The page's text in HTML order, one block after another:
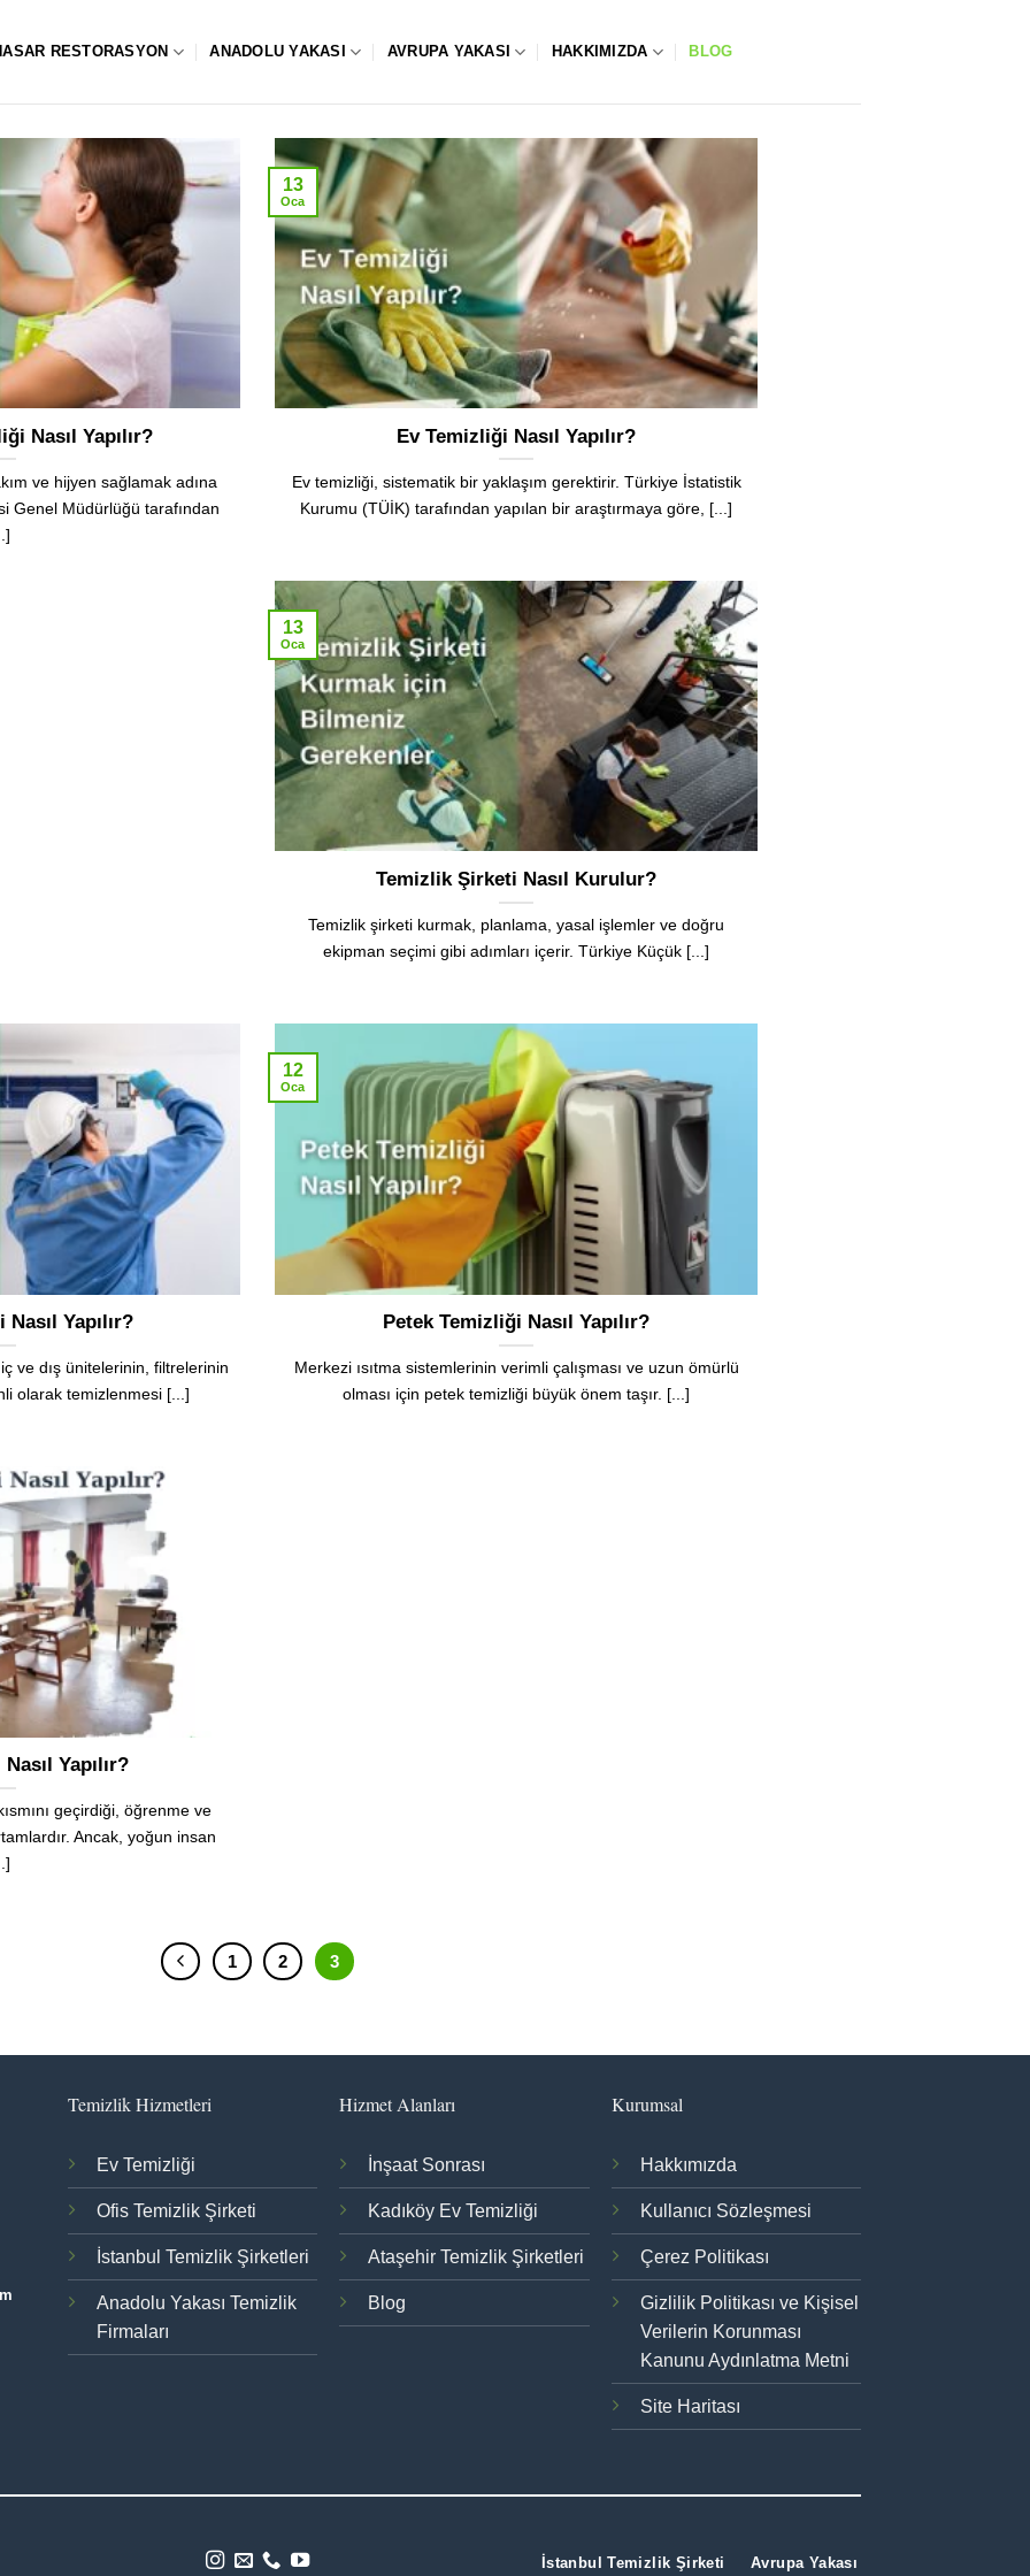
RESTORASYON ANADOLU YAKASI AVRUPA YAKASI HAKKIMIZDA BLOG
Nasıl Yapılır?
ve hijyen sağlamak adına
Genel Müdürlüğü tarafından
Ev Temizliği Nasıl Yapılır?
Ev temizliği, sistematik bir yaklaşım gerektirir. Türkiye İstatistik
Kurumu (TÜİK) tarafından yapılan bir araştırmaya göre, [...]
13
Oca
Temizlik Şirketi Nasıl Kurulur?
Temizlik şirketi kurmak, planlama, yasal işlemler ve doğru
ekipman seçimi gibi adımları içerir. Türkiye Küçük [...]
13
Oca
Yapılır?
ve dış ünitelerinin, filtrelerinin
olarak temizlenmesi [...]
Petek Temizliği Nasıl Yapılır?
Merkezi ısıtma sistemlerinin verimli çalışması ve uzun ömürlü
olması için petek temizliği büyük önem taşır. [...]
12
Oca
Yapılır?
geçirdiği, öğrenme ve
Ancak, yoğun insan
1 2 3
Temizlik Hizmetleri
Ev Temizliği
Ofis Temizlik Şirketi
İstanbul Temizlik Şirketleri
Anadolu Yakası Temizlik
Firmaları
Hizmet Alanları
İnşaat Sonrası
Kadıköy Ev Temizliği
Ataşehir Temizlik Şirketleri
Blog
Kurumsal
Hakkımızda
Kullanıcı Sözleşmesi
Çerez Politikası
Gizlilik Politikası ve Kişisel
Verilerin Korunması
Kanunu Aydınlatma Metni
Site Haritası
İstanbul Temizlik Şirketi Avrupa Yakası